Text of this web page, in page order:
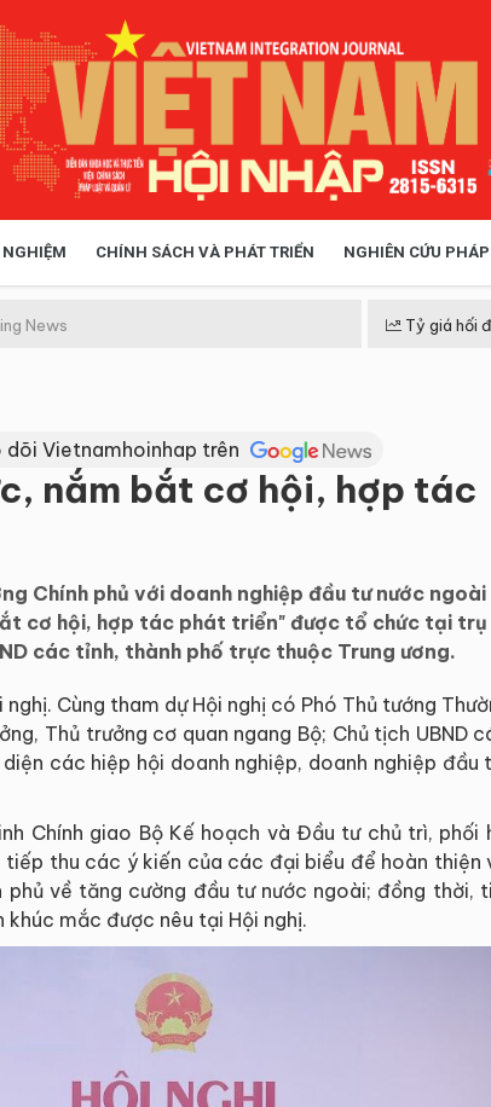
CHÍNH SÁCH VÀ PHÁT TRIỂN NGHIÊN CỨU
News Tỷ giá hối
dõi Vietnamhoinhap trên
nắm bắt cơ hội, hợp tác
Chính phủ với doanh nghiệp đầu tư nước ngoài
cơ hội, hợp tác phát triển" được tổ chức tại trụ
các tỉnh, thành phố trực thuộc Trung ương.
nghị. Cùng tham dự Hội nghị có Phó Thủ tướng
Thủ trưởng cơ quan ngang Bộ; Chủ tịch UBND
các hiệp hội doanh nghiệp, doanh nghiệp đầu
Chính giao Bộ Kế hoạch và Đầu tư chủ trì, phối
thu các ý kiến của các đại biểu để hoàn thiện
phủ về tăng cường đầu tư nước ngoài; đồng thời,
khúc mắc được nêu tại Hội nghị.